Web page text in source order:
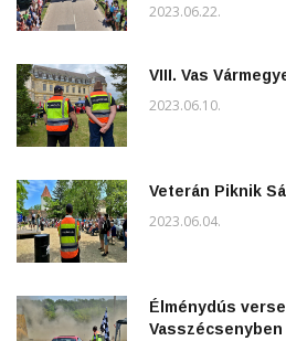
2023.06.22.
VIII. Vas
2023.06.10.
Veterán Piknik
2023.06.04.
Élménydús
Vasszécsenyben